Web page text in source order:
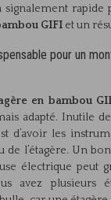
signalement
GIFI et un
pour un
en bambou
adapté. Inutile
d’avoir les
l’étagère. Un
électrique peut
avez plusieurs